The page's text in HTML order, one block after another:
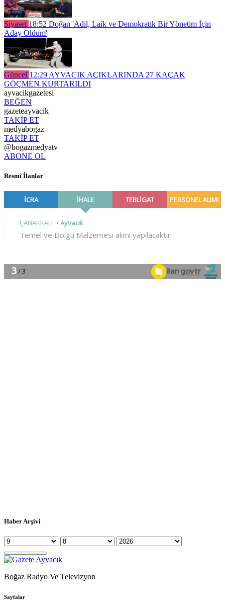
Siyaset 18:52 Doğan 'Adil, Laik ve Demokratik Bir Yönetim İçin
Aday Oldum'
Güncel 12:29 AYVACIK AÇIKLARINDA 27 KAÇAK
GÖÇMEN KURTARILDI
ayvacikgazetesi
BEĞEN
gazeteayvacik
TAKİP ET
medyabogaz
TAKİP ET
@bogazmedyatv
ABONE OL
Resmî İlanlar
Haber Arşivi
Boğaz Radyo Ve Televizyon
Sayfalar